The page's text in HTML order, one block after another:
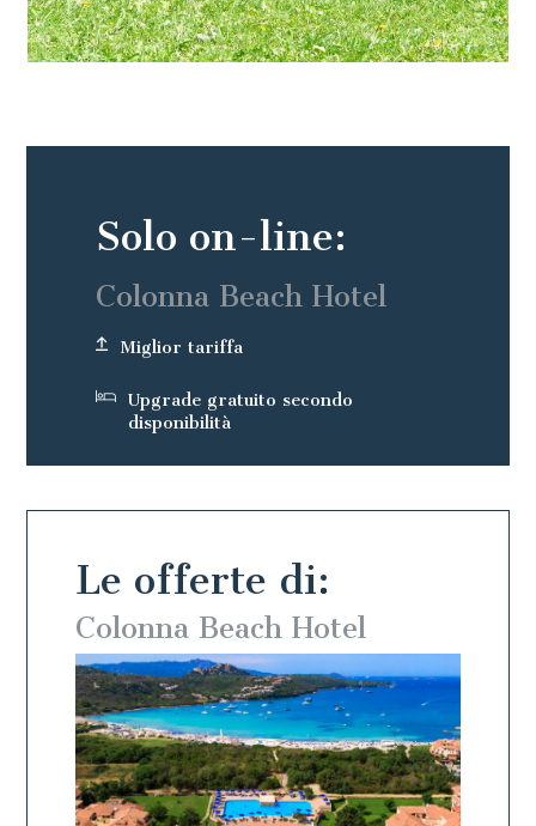
Le offerte di:
Colonna Beach Hotel
Solo on-line:
Colonna Beach Hotel
Miglior tariffa
Upgrade gratuito secondo
disponibilità